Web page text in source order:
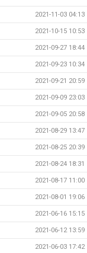
2021-11-03 04:13
2021-10-15 10:53
2021-09-27 18:44
2021-09-23 10:34
2021-09-21 20:59
2021-09-09 23:03
2021-09-05 20:58
2021-08-29 13:47
2021-08-25 20:39
2021-08-24 18:31
2021-08-17 11:00
2021-08-01 19:06
2021-06-16 15:15
2021-06-12 13:59
2021-06-03 17:42